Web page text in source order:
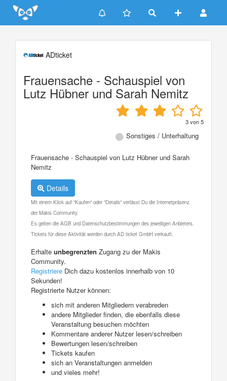
Update cookies preferences
ADticket
Frauensache - Schauspiel von
Lutz Hübner und Sarah Nemitz
3von5
Sonstiges / Unterhaltung
Frauensache - Schauspiel von Lutz Hübner und Sarah
Nemitz
Details
Mit einem Klick auf "Kaufen" oder "Details" verlässt Du die Internetpräsenz
der Makis Community.
Es gelten die AGB und Datenschutzbestimmungen des jeweiligen Anbieters.
Tickets für diese Aktivität werden durch AD ticket GmbH verkauft.
Erhalte unbegrenzten Zugang zu der Makis
Community.
Registriere Dich dazu kostenlos innerhalb von 10
Sekunden!
Registrierte Nutzer können:
sich mit anderen Mitgliedern verabreden
andere Mitglieder finden, die ebenfalls diese
Veranstaltung besuchen möchten
Kommentare anderer Nutzer lesen/schreiben
Bewertungen lesen/schreiben
Tickets kaufen
sich an Veranstaltungen anmelden
und vieles mehr!